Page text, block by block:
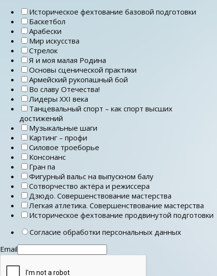
Историческое фехтование базовой подготовки
Баскетбол
Арабески
Мир искусства
Стрелок
Я и моя малая Родина
Основы сценической практики
Армейский рукопашный бой
Во славу Отечества!
Лидеры ХХI века
Танцевальный спорт – как спорт высших
достижений
Музыкальные шаги
Картинг – профи
Силовое троеборье
Консонанс
Гран па
Фигурный вальс на выпускном балу
Сотворчество актёра и режиссера
Дзюдо. Совершенствование мастерства
Легкая атлетика. Совершенствование мастерства
Историческое фехтование продвинутой подготовки
Согласие обработки персональных данных
Email